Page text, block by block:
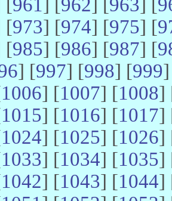
961 962 963
[973] [974] [975] [
[985] [986] [987] [
] [997] [998] [999
1006] [1007] [1008]
1015] [1016] [1017]
1024] [1025] [1026]
1033] [1034] [1035]
1042] [1043] [1044]